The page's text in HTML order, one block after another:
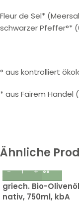
Fleur de Sel*
schwarzer Pfeffer°*
° aus kontrolliert
* aus Fairem Handel
Ähnliche
griech. Bio-
nativ, 750ml, kbA